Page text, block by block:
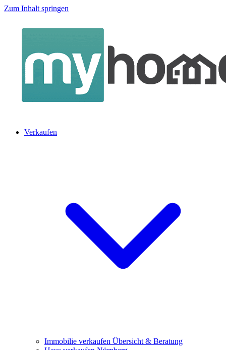
Zum Inhalt springen
Verkaufen
Immobilie verkaufen Übersicht & Beratung